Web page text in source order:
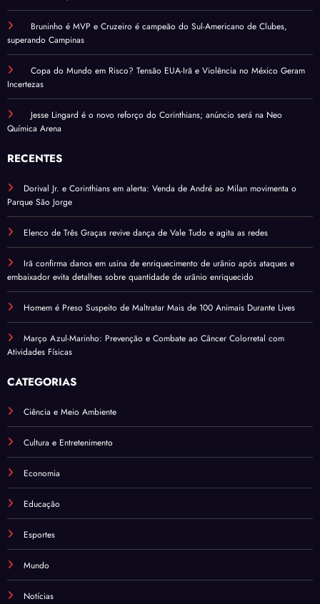
Bruninho é MVP e Cruzeiro é campeão do Sul-Americano de Clubes,
superando Campinas
Copa do Mundo em Risco? Tensão EUA-Irã e Violência no México Geram
Incertezas
Jesse Lingard é o novo reforço do Corinthians; anúncio será na Neo
Química Arena
RECENTES
Dorival Jr. e Corinthians em alerta: Venda de André ao Milan movimenta o
Parque São Jorge
Elenco de Três Graças revive dança de Vale Tudo e agita as redes
Irã confirma danos em usina de enriquecimento de urânio após ataques e
embaixador evita detalhes sobre quantidade de urânio enriquecido
Homem é Preso Suspeito de Maltratar Mais de 100 Animais Durante Lives
Março Azul-Marinho: Prevenção e Combate ao Câncer Colorretal com
Atividades Físicas
CATEGORIAS
Ciência e Meio Ambiente
Cultura e Entretenimento
Economia
Educação
Esportes
Mundo
Notícias